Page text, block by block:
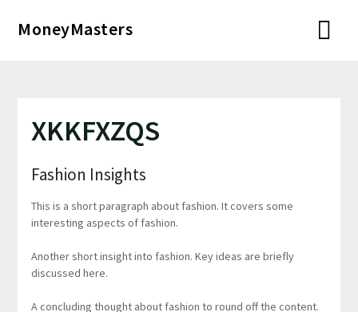
MoneyMasters
XKKFXZQS
Fashion Insights
This is a short paragraph about fashion. It covers some
interesting aspects of fashion.
Another short insight into fashion. Key ideas are briefly
discussed here.
A concluding thought about fashion to round off the content.